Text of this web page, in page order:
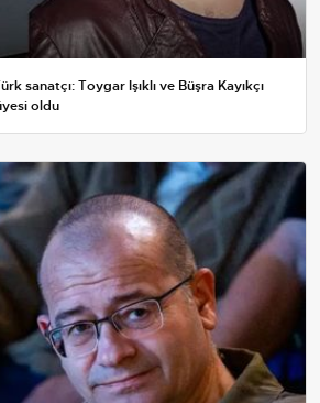
sanatçı: Toygar Işıklı ve Büşra Kayıkçı
oldu